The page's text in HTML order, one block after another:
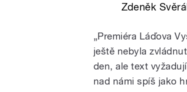
Zdeněk
„Premiéra Láďova
ještě nebyla
den, ale text
nad námi spíš jako